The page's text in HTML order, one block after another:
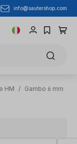
info@sautershop.com
HM / Gambo 6 mm